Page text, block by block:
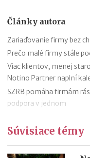
Články autora
Zariaďovanie firmy bez
Prečo malé firmy stále
Viac klientov, menej
Notino Partner naplní
SZRB pomáha firmám
podpora v jednom
Časté chyby v
Revolúcia v doručovaní
Súvisiace témy